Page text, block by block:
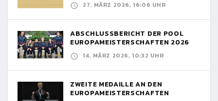
27. MÄRZ 2026, 16:06 UHR
ABSCHLUSSBERICHT DER POOL
EUROPAMEISTERSCHAFTEN 2026
14. MÄRZ 2026, 10:32 UHR
ZWEITE MEDAILLE AN DEN
EUROPAMEISTERSCHAFTEN